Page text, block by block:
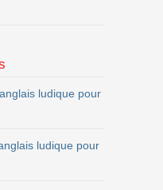
ludique pour
ludique pour